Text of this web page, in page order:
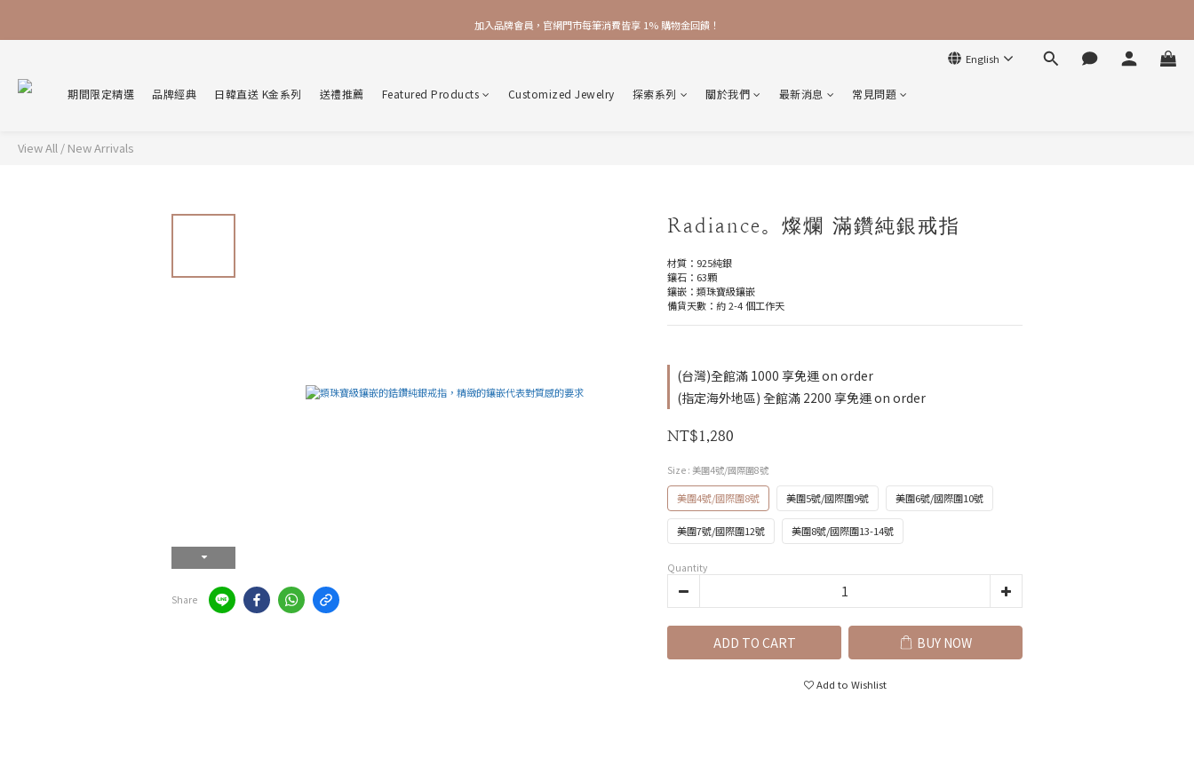
加入品牌會員，官網門市每筆消費皆享 1% 購物金回饋！
加入品牌會員，官網門市每筆消費皆享 1% 購物金回饋！
加入品牌會員，官網門市每筆消費皆享 1% 購物金回饋！
English
期間限定精選 品牌經典 日韓直送 K金系列 送禮推薦 Featured Products Customized Jewelry 探索系列 關於我們 最新消息 常見問題
View All / New Arrivals
Share
Radiance。燦爛 滿鑽純銀戒指
材質：925純銀
鑲石：63顆
鑲嵌：類珠寶級鑲嵌
備貨天數：約 2-4 個工作天
(台灣)全館滿 1000 享免運 on order
(指定海外地區) 全館滿 2200 享免運 on order
NT$1,280
Size : 美圍4號/國際圍8號
美圍4號/國際圍8號 美圍5號/國際圍9號 美圍6號/國際圍10號
美圍7號/國際圍12號 美圍8號/國際圍13-14號
Quantity
ADD TO CART BUY NOW
Add to Wishlist